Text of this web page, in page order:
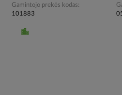
Gamintojo prekės kodas
101883